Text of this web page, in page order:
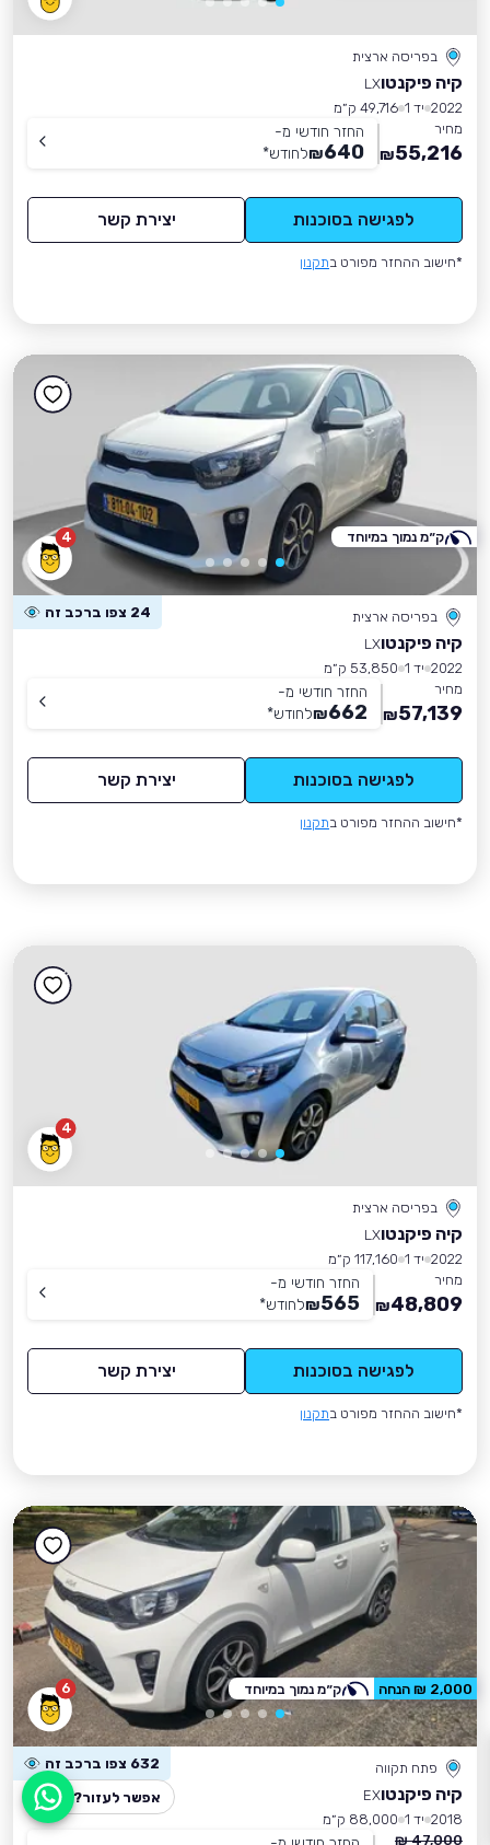
בפריסה ארצית
קיה פיקנטוLX
2022 יד 1
49,716 ק״מ
מחיר
55,216
₪
החזר חודשי מ-
640
₪לחודש*
לפגישה בסוכנות יצירת קשר
*חישוב ההחזר מפורט בתקנון
4
בפריסה ארצית 24 צפו ברכב זה
קיה פיקנטוLX
2022 יד 1
53,850 ק״מ
מחיר
57,139
₪
החזר חודשי מ-
662
₪לחודש*
לפגישה בסוכנות יצירת קשר
*חישוב ההחזר מפורט בתקנון
ק״מ נמוך במיוחד
4
בפריסה ארצית
קיה פיקנטוLX
2022 יד 1
117,160 ק״מ
מחיר
48,809
₪
החזר חודשי מ-
565
₪לחודש*
לפגישה בסוכנות יצירת קשר
*חישוב ההחזר מפורט בתקנון
6
פתח תקווה 632 צפו ברכב זה
קיה פיקנטוEX
2018 יד 1
88,000 ק״מ
47,000 ₪
2,000 ₪ הנחה ק״מ נמוך במיוחד
אפשר לעזור?